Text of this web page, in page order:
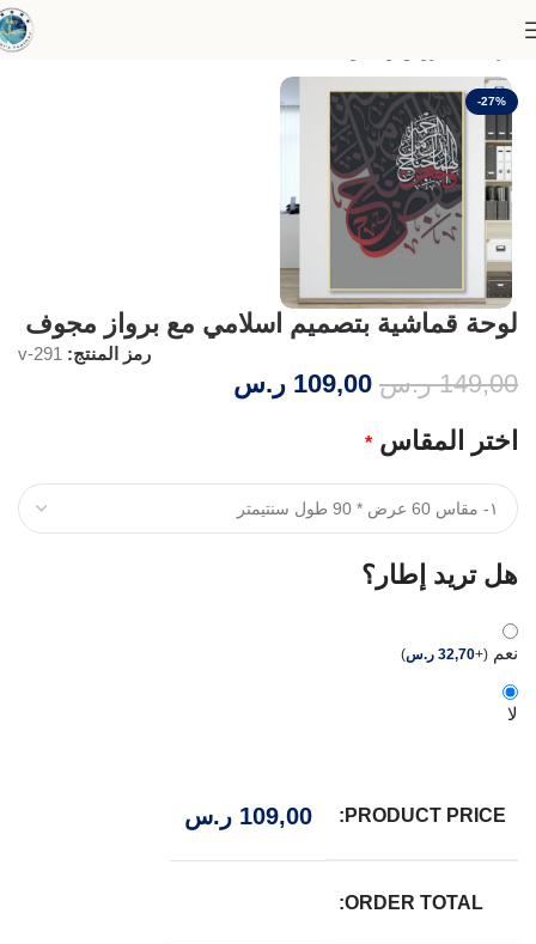
-27%
لوحة قماشية بتصميم اسلامي مع برواز مجوف
رمز المنتج: v-291
149,00 ر.س 109,00 ر.س
اختر المقاس *
هل تريد إطار؟
نعم (
+
32,70 ر.س)
لا
PRODUCT PRICE:
109,00 ر.س
ORDER TOTAL: